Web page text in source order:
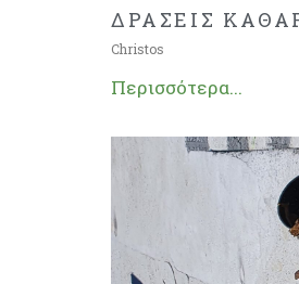
ΔΡΑΣΕΙΣ
Christos
Περισσότερα...